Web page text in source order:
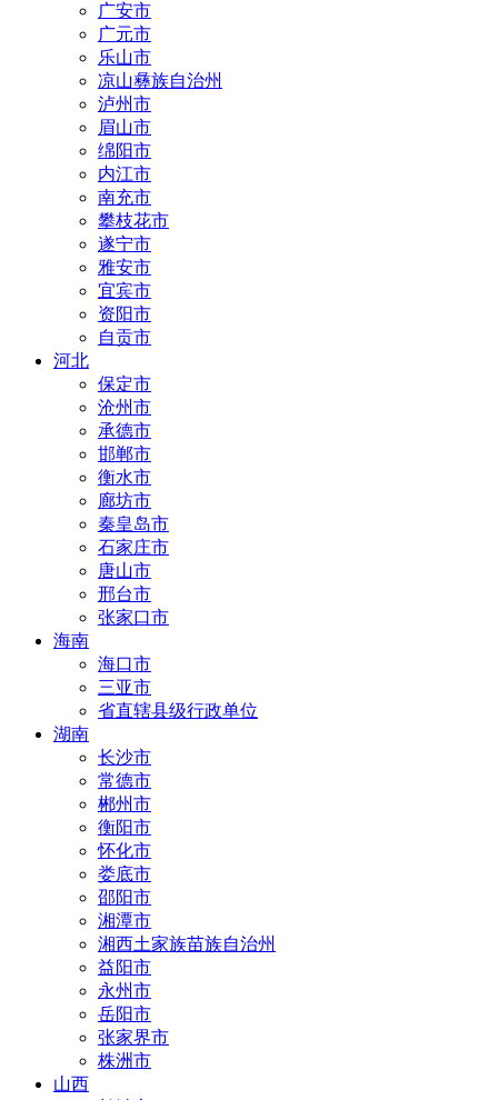
广安市
广元市
乐山市
凉山彝族自治州
泸州市
眉山市
绵阳市
内江市
南充市
攀枝花市
遂宁市
雅安市
宜宾市
资阳市
自贡市
河北
保定市
沧州市
承德市
邯郸市
衡水市
廊坊市
秦皇岛市
石家庄市
唐山市
邢台市
张家口市
海南
海口市
三亚市
省直辖县级行政单位
湖南
长沙市
常德市
郴州市
衡阳市
怀化市
娄底市
邵阳市
湘潭市
湘西土家族苗族自治州
益阳市
永州市
岳阳市
张家界市
株洲市
山西